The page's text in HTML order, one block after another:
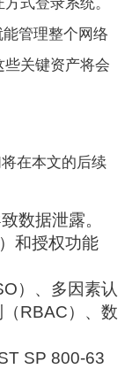
式登录系统。
管理整个网络
关键资产将会
在本文的后续
数据泄露。
和授权功能
）、多因素认
RBAC）、数
SP 800-63